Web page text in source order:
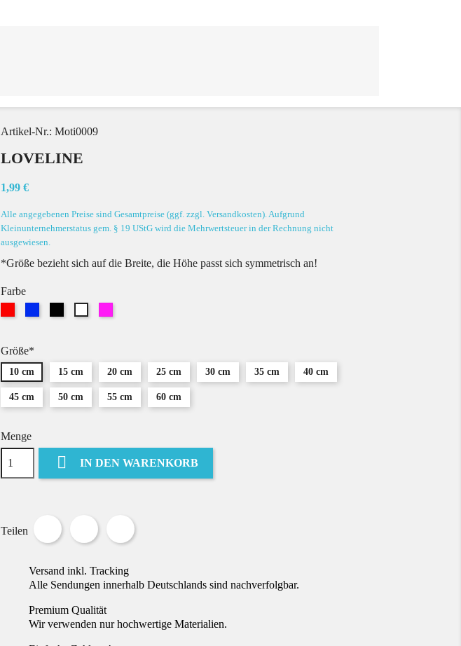
Artikel-Nr.: Moti0009
LOVELINE
1,99 €
Alle angegebenen Preise sind Gesamtpreise (ggf. zzgl. Versandkosten). Aufgrund
Kleinunternehmerstatus gem. § 19 UStG wird die Mehrwertsteuer in der Rechnung nicht
ausgewiesen.
*Größe bezieht sich auf die Breite, die Höhe passt sich symmetrisch an!
Farbe
Größe*
10 cm 15 cm 20 cm 25 cm 30 cm 35 cm 40 cm
45 cm 50 cm 55 cm 60 cm
Menge
 IN DEN WARENKORB
Teilen
Versand inkl. Tracking
Alle Sendungen innerhalb Deutschlands sind nachverfolgbar.
Premium Qualität
Wir verwenden nur hochwertige Materialien.